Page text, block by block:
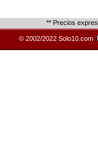
** Precios
© 2002/2022 Solo10.com